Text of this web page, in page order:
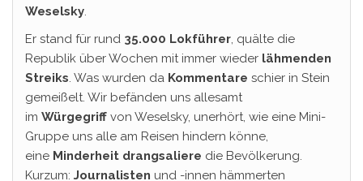
Weselsky.
Er stand für rund 35.000 Lokführer, quälte die
Republik über Wochen mit immer wieder lähmenden
Streiks. Was wurden da Kommentare schier in Stein
gemeißelt. Wir befänden uns allesamt
im Würgegriff von Weselsky, unerhört, wie eine Mini-
Gruppe uns alle am Reisen hindern könne,
eine Minderheit drangsaliere die Bevölkerung.
Kurzum: Journalisten und -innen hämmerten